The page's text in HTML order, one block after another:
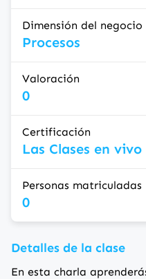
Dimensión del negocio
Procesos
Valoración
0
Certificación
Las Clases en
Personas matriculadas
0
Detalles de la clase
En esta charla